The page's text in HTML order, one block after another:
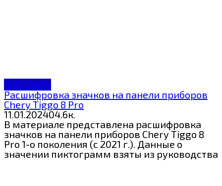
ЗнП Chery
Расшифровка значков на панели приборов
Chery Tiggo 8 Pro
11.01.202404.6к.
В материале представлена расшифровка
значков на панели приборов Chery Tiggo 8
Pro 1-о поколения (с 2021 г.). Данные о
значении пиктограмм взяты из руководства